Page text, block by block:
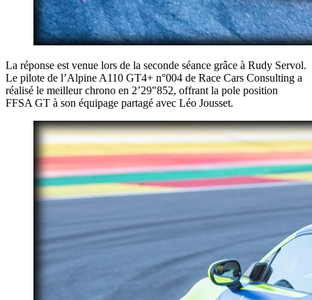
La réponse est venue lors de la seconde séance grâce à Rudy Servol.
Le pilote de l’Alpine A110 GT4+ n°004 de Race Cars Consulting a
réalisé le meilleur chrono en 2’29"852, offrant la pole position
FFSA GT à son équipage partagé avec Léo Jousset.